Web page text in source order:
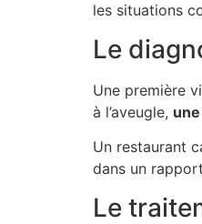
les situations
Le
Une première
à l’aveugle,
Un restaurant
dans un
Le